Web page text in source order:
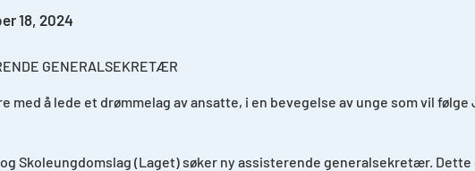
18, 2024
GENERALSEKRETÆR
å lede et drømmelag av ansatte, i en bevegelse av unge som vil følge
Skoleungdomslag (Laget) søker ny assisterende generalsekretær. Dette